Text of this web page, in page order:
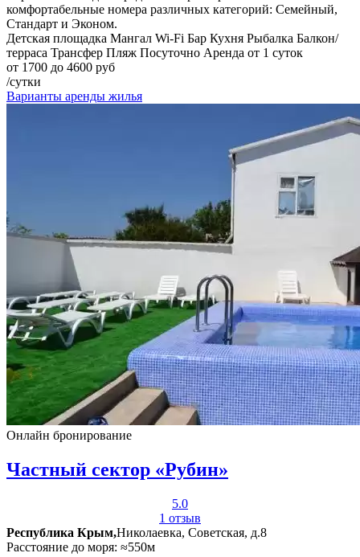
комфортабельные номера различных категорий: Семейный,
Стандарт и Эконом.
Детская площадка Мангал Wi-Fi Бар Кухня Рыбалка Балкон/
терраса Трансфер Пляж Посуточно Аренда от 1 суток
от 1700 до 4600 руб
/сутки
Варианты аренды жилья
Онлайн бронирование
Частный сектор «Рубин»
5.0
1 отзыв
Республика Крым,Николаевка, Советская, д.8
Расстояние до моря: ≈550м